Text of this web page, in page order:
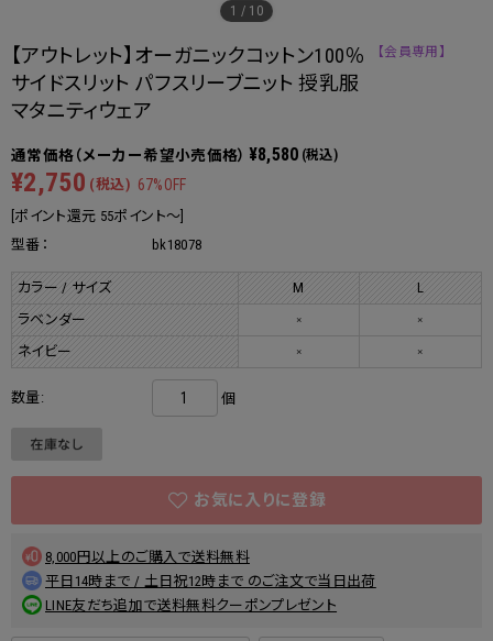
1 / 10
【会員専用】
【アウトレット】オーガニックコットン100％
サイドスリット パフスリーブニット 授乳服
マタニティウェア
¥8,580 (税込)
¥2,750 (税込) 67%OFF
[ポイント還元 55ポイント～]
型番：
bk18078
カラー / サイズ M
L
ラベンダー
× ×
ネイビー × ×
数量: 個
8,000円以上のご購入で送料無料
平日14時まで / 土日祝12時まで のご注文で当日出荷
LINE友だち追加で送料無料クーポンプレゼント